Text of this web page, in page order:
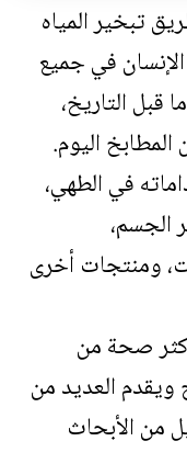
تبخير المياه
في جميع
قبل التاريخ،
اليوم.
في الطهي،
الجسم،
ومنتجات أخرى
صحة من
ويقدم العديد من
من الأبحاث